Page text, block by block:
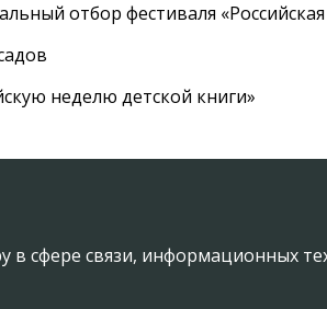
отбор фестиваля
неделю детской книги»
в сфере связи, информационных